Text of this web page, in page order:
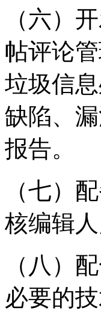
（六）
帖评论
垃圾信
缺陷、
报告。
（七）
核编辑人
（八）
必要的